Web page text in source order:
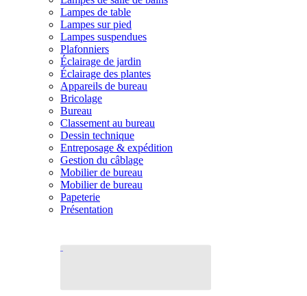
Lampes de table
Lampes sur pied
Lampes suspendues
Plafonniers
Éclairage de jardin
Éclairage des plantes
Appareils de bureau
Bricolage
Bureau
Classement au bureau
Dessin technique
Entreposage & expédition
Gestion du câblage
Mobilier de bureau
Mobilier de bureau
Papeterie
Présentation